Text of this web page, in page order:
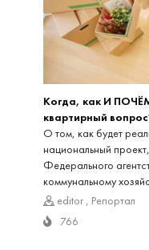
Когда, как И
квартирный
О том, как будет
национальный
Федерального
коммунальному
editor , Репортал
766